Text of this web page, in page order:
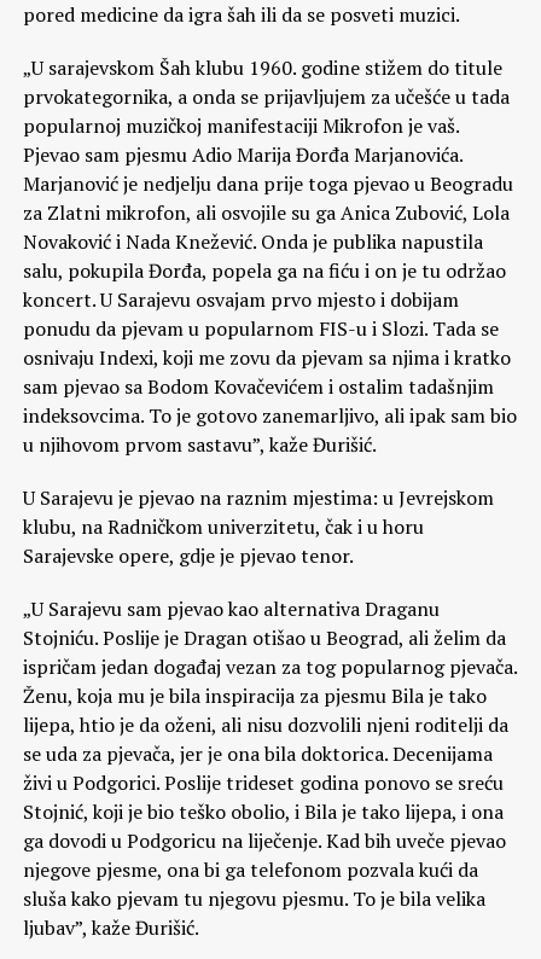
pored medicine da igra šah ili da se posveti muzici.
„U sarajevskom Šah klubu 1960. godine stižem do titule
prvokategornika, a onda se prijavljujem za učešće u tada
popularnoj muzičkoj manifestaciji Mikrofon je vaš.
Pjevao sam pjesmu Adio Marija Đorđa Marjanovića.
Marjanović je nedjelju dana prije toga pjevao u Beogradu
za Zlatni mikrofon, ali osvojile su ga Anica Zubović, Lola
Novaković i Nada Knežević. Onda je publika napustila
salu, pokupila Đorđa, popela ga na fiću i on je tu održao
koncert. U Sarajevu osvajam prvo mjesto i dobijam
ponudu da pjevam u popularnom FIS-u i Slozi. Tada se
osnivaju Indexi, koji me zovu da pjevam sa njima i kratko
sam pjevao sa Bodom Kovačevićem i ostalim tadašnjim
indeksovcima. To je gotovo zanemarljivo, ali ipak sam bio
u njihovom prvom sastavu”, kaže Đurišić.
U Sarajevu je pjevao na raznim mjestima: u Jevrejskom
klubu, na Radničkom univerzitetu, čak i u horu
Sarajevske opere, gdje je pjevao tenor.
„U Sarajevu sam pjevao kao alternativa Draganu
Stojniću. Poslije je Dragan otišao u Beograd, ali želim da
ispričam jedan događaj vezan za tog popularnog pjevača.
Ženu, koja mu je bila inspiracija za pjesmu Bila je tako
lijepa, htio je da oženi, ali nisu dozvolili njeni roditelji da
se uda za pjevača, jer je ona bila doktorica. Decenijama
živi u Podgorici. Poslije trideset godina ponovo se sreću
Stojnić, koji je bio teško obolio, i Bila je tako lijepa, i ona
ga dovodi u Podgoricu na liječenje. Kad bih uveče pjevao
njegove pjesme, ona bi ga telefonom pozvala kući da
sluša kako pjevam tu njegovu pjesmu. To je bila velika
ljubav”, kaže Đurišić.